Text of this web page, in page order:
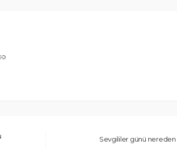
Sevgililer günü nereden